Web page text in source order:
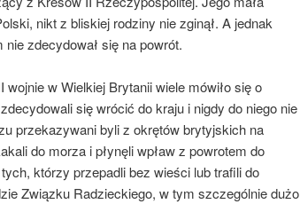
nikt z bliskiej rodziny nie zginął. A jednak
zdecydował się na powrót.
w Wielkiej Brytanii wiele mówiło się o
się wrócić do kraju i nigdy do niego nie
przekazywani byli z okrętów brytyjskich na
do morza i płynęli wpław z powrotem do
którzy przepadli bez wieści lub trafili do
Związku Radzieckiego, w tym szczególnie dużo